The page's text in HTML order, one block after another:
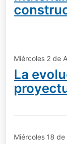
Miércoles 2 de
La
Miércoles 18